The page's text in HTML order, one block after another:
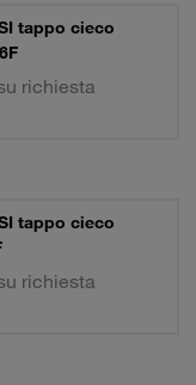
tappo cieco
richiesta
tappo cieco
richiesta